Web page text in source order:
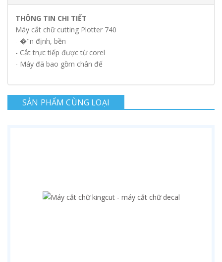
THÔNG TIN CHI TIẾT
Máy cắt chữ cutting Plotter 740
- �"n định, bền
- Cắt trực tiếp được từ corel
- Máy đã bao gồm chân đế
SẢN PHẨM CÙNG LOẠI